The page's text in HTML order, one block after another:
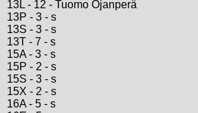
13L - 12 - Tuomo Ojanperä
13P - 3 - s
13S - 3 - s
13T - 7 - s
15A - 3 - s
15P - 2 - s
15S - 3 - s
15X - 2 - s
16A - 5 - s